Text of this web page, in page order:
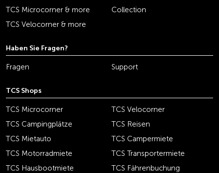
TCS Microcorner & more
Collection
TCS Velocorner & more
Haben Sie Fragen?
Fragen Support
TCS Shops
TCS Microcorner
TCS Velocorner
TCS Campingplätze
TCS Reisen
TCS Mietauto
TCS Campermiete
TCS Motorradmiete
TCS Transportermiete
TCS Hausbootmiete
TCS Fährenbuchung